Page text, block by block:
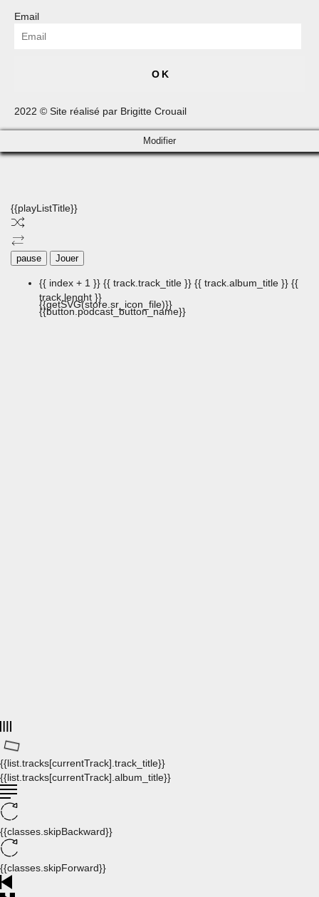
Email
OK
2022 © Site réalisé par Brigitte Crouail
Modifier
{{playListTitle}}
pause Jouer
{{ index + 1 }} {{ track.track_title }} {{ track.album_title }} {{
track.lenght }}
{{getSVG(store.sr_icon_file)}}
{{button.podcast_button_name}}
{{list.tracks[currentTrack].track_title}}
{{list.tracks[currentTrack].album_title}}
{{classes.skipBackward}}
{{classes.skipForward}}